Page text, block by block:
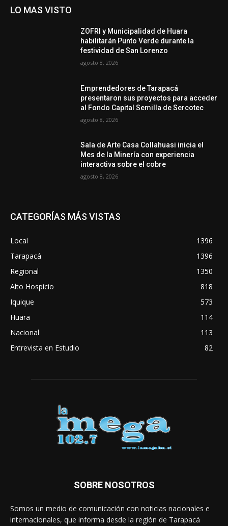
LO MAS VISTO
ZOFRI y Municipalidad de Huara
habilitarán Punto Verde durante la
festividad de San Lorenzo
agosto 8, 2026
Emprendedores de Tarapacá
presentaron sus proyectos para acceder
al Fondo Capital Semilla de Sercotec
agosto 8, 2026
Sala de Arte Casa Collahuasi inicia el
Mes de la Minería con experiencia
interactiva sobre el cobre
agosto 8, 2026
CATEGORÍAS MÁS VISTAS
Local
1396
Tarapacá
1396
Regional
1350
Alto Hospicio
818
Iquique
573
Huara
114
Nacional
113
Entrevista en Estudio
82
SOBRE NOSOTROS
Somos un medio de comunicación con noticias nacionales e
internacionales, que informa desde la región de Tarapacá